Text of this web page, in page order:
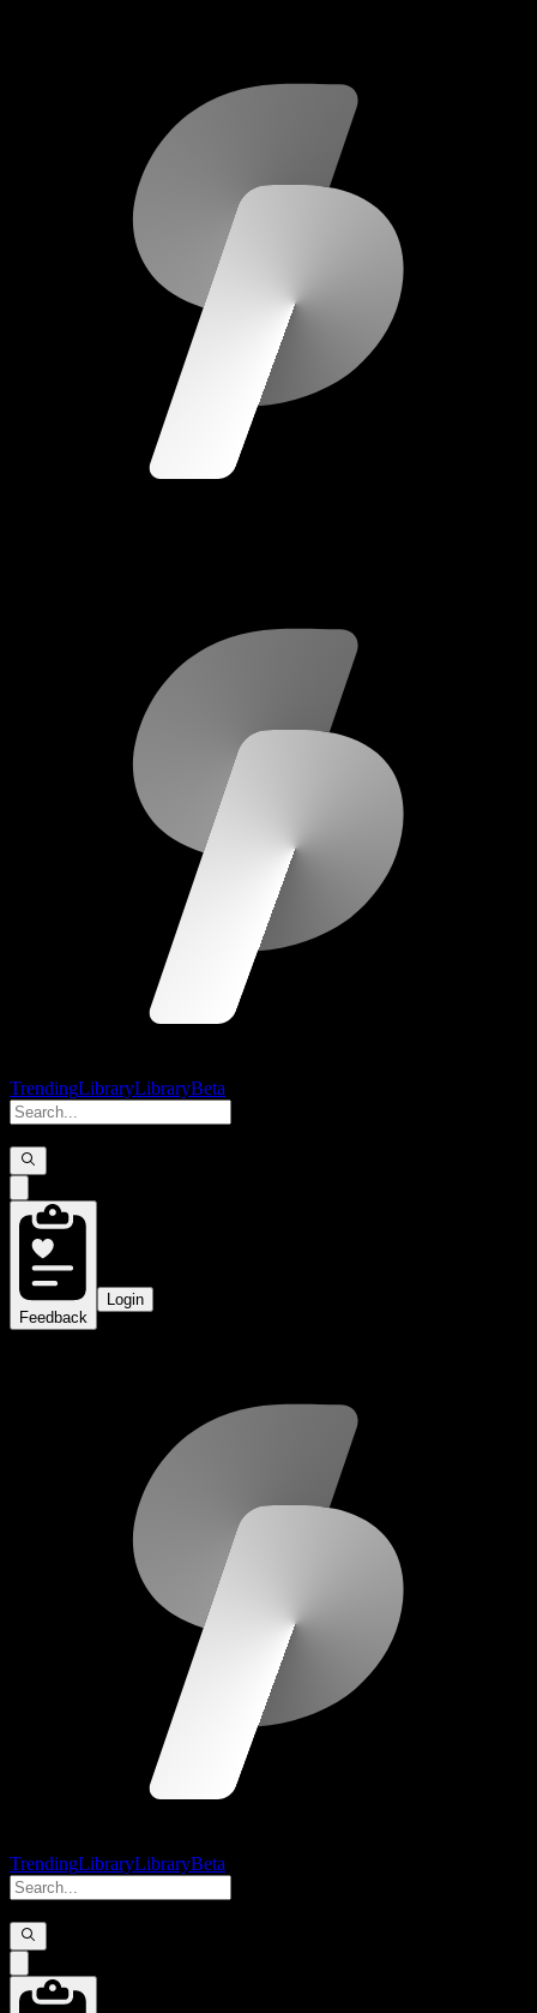
TrendingLibraryLibraryBeta
Feedback
Login
TrendingLibraryLibraryBeta